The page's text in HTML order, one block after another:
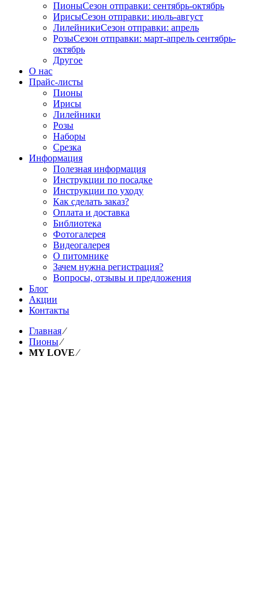
ПионыСезон отправки: сентябрь-октябрь
ИрисыСезон отправки: июль-август
ЛилейникиСезон отправки: апрель
РозыСезон отправки: март-апрель сентябрь-
октябрь
Другое
О нас
Прайс-листы
Пионы
Ирисы
Лилейники
Розы
Наборы
Срезка
Информация
Полезная информация
Инструкции по посадке
Инструкции по уходу
Как сделать заказ?
Оплата и доставка
Библиотека
Фотогалерея
Видеогалерея
О питомнике
Зачем нужна регистрация?
Вопросы, отзывы и предложения
Блог
Акции
Контакты
Главная⁄
Пионы⁄
MY LOVE⁄